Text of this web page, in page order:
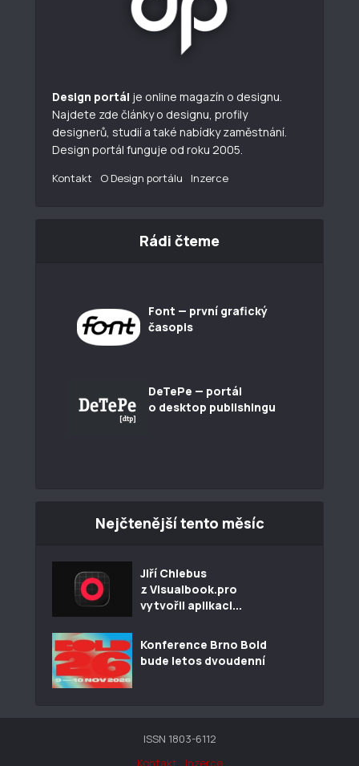
Design portál je online magazín o designu.
Najdete zde články o designu, profily
designerů, studií a také nabídky zaměstnání.
Design portál funguje od roku 2005.
Kontakt O Design portálu Inzerce
Rádi čteme
Font — první grafický
časopis
DeTePe — portál
o desktop publishingu
Nejčtenější tento měsíc
Jiří Chlebus
z Visualbook.pro
vytvořil aplikaci...
Konference Brno Bold
bude letos dvoudenní
ISSN 1803-6112
Kontakt
Inzerce